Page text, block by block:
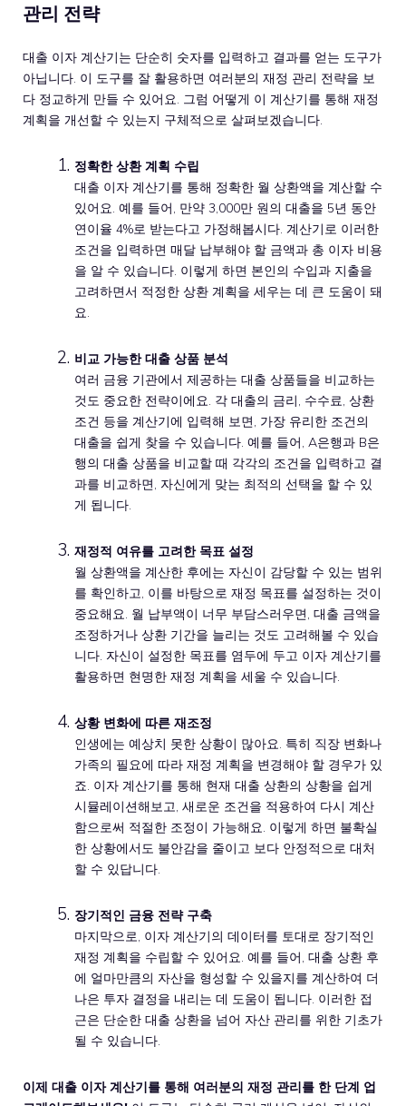
관리 전략
대출 이자 계산기는 단순히 숫자를 입력하고 결과를 얻는 도구가
아닙니다. 이 도구를 잘 활용하면 여러분의 재정 관리 전략을 보
다 정교하게 만들 수 있어요. 그럼 어떻게 이 계산기를 통해 재정
계획을 개선할 수 있는지 구체적으로 살펴보겠습니다.
정확한 상환 계획 수립
대출 이자 계산기를 통해 정확한 월 상환액을 계산할 수
있어요. 예를 들어, 만약 3,000만 원의 대출을 5년 동안
연이율 4%로 받는다고 가정해봅시다. 계산기로 이러한
조건을 입력하면 매달 납부해야 할 금액과 총 이자 비용
을 알 수 있습니다. 이렇게 하면 본인의 수입과 지출을
고려하면서 적정한 상환 계획을 세우는 데 큰 도움이 돼
요.
비교 가능한 대출 상품 분석
여러 금융 기관에서 제공하는 대출 상품들을 비교하는
것도 중요한 전략이에요. 각 대출의 금리, 수수료, 상환
조건 등을 계산기에 입력해 보면, 가장 유리한 조건의
대출을 쉽게 찾을 수 있습니다. 예를 들어, A은행과 B은
행의 대출 상품을 비교할 때 각각의 조건을 입력하고 결
과를 비교하면, 자신에게 맞는 최적의 선택을 할 수 있
게 됩니다.
재정적 여유를 고려한 목표 설정
월 상환액을 계산한 후에는 자신이 감당할 수 있는 범위
를 확인하고, 이를 바탕으로 재정 목표를 설정하는 것이
중요해요. 월 납부액이 너무 부담스러우면, 대출 금액을
조정하거나 상환 기간을 늘리는 것도 고려해볼 수 있습
니다. 자신이 설정한 목표를 염두에 두고 이자 계산기를
활용하면 현명한 재정 계획을 세울 수 있습니다.
상황 변화에 따른 재조정
인생에는 예상치 못한 상황이 많아요. 특히 직장 변화나
가족의 필요에 따라 재정 계획을 변경해야 할 경우가 있
죠. 이자 계산기를 통해 현재 대출 상환의 상황을 쉽게
시뮬레이션해보고, 새로운 조건을 적용하여 다시 계산
함으로써 적절한 조정이 가능해요. 이렇게 하면 불확실
한 상황에서도 불안감을 줄이고 보다 안정적으로 대처
할 수 있답니다.
장기적인 금융 전략 구축
마지막으로, 이자 계산기의 데이터를 토대로 장기적인
재정 계획을 수립할 수 있어요. 예를 들어, 대출 상환 후
에 얼마만큼의 자산을 형성할 수 있을지를 계산하여 더
나은 투자 결정을 내리는 데 도움이 됩니다. 이러한 접
근은 단순한 대출 상환을 넘어 자산 관리를 위한 기초가
될 수 있습니다.
이제 대출 이자 계산기를 통해 여러분의 재정 관리를 한 단계 업